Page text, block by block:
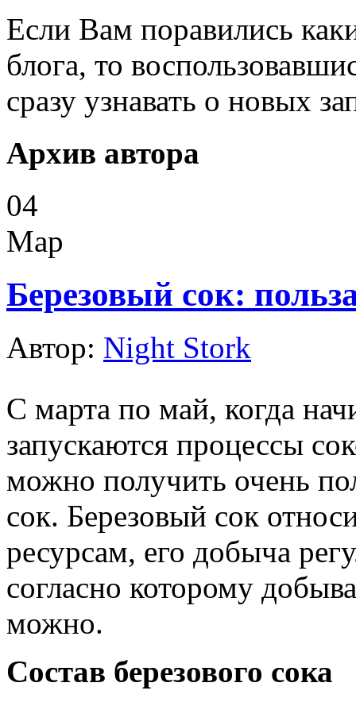
Если Вам поравились
блога, то
сразу узнавать о новых
Архив автора
04
Мар
Березовый сок:
Автор: Night Stork
С марта по май, когда
запускаются процессы
можно получить очень
сок. Березовый сок
ресурсам, его добыча
согласно которому
можно.
Состав березового сока